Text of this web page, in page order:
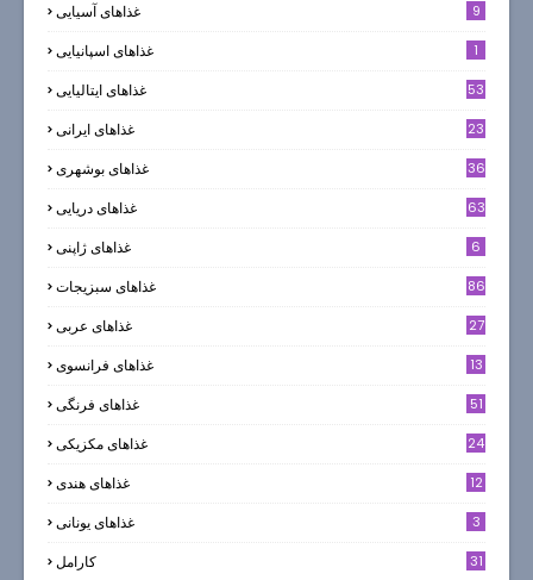
غذاهای آسیایی 9
غذاهای اسپانیایی 1
غذاهای ایتالیایی 53
غذاهای ایرانی 23
غذاهای بوشهری 36
غذاهای دریایی 63
غذاهای ژاپنی 6
غذاهای سبزیجات 86
غذاهای عربی 27
غذاهای فرانسوی 13
غذاهای فرنگی 51
غذاهای مکزیکی 24
غذاهای هندی 12
غذاهای یونانی 3
كارامل 31